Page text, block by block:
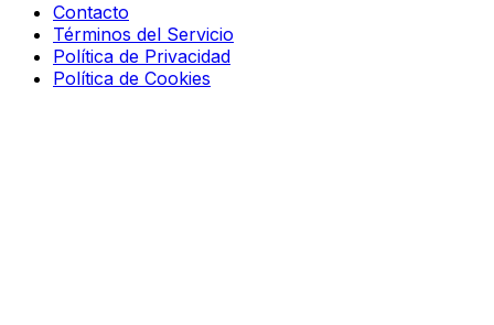
Contacto
Términos del Servicio
Política de Privacidad
Política de Cookies